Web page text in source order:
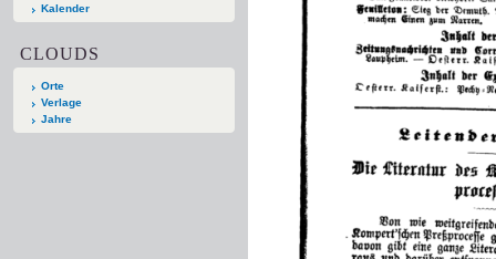
Kalender
CLOUDS
Orte
Verlage
Jahre